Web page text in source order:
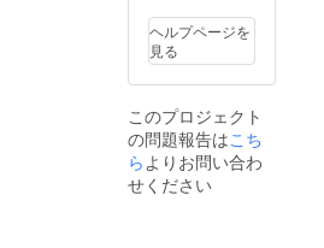
「備考
欄」へ
宛名を
沿えて
下さ
い。服
装や表
情のご
指定も
ヘルプページを
見る
このプロジェクト
の問題報告はこち
らよりお問い合わ
せください